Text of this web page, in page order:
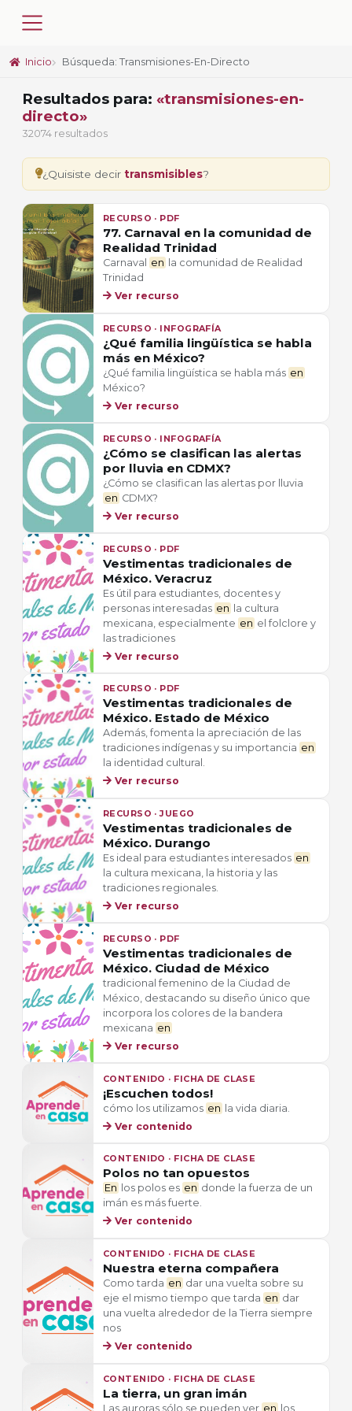
Inicio Búsqueda: Transmisiones-En-Directo
Resultados para: «transmisiones-en-
directo»
32074 resultados
¿Quisiste decir transmisibles?
RECURSO · PDF
77. Carnaval en la comunidad de
Realidad Trinidad
Carnaval en
la comunidad de Realidad
Trinidad
Ver recurso
RECURSO · INFOGRAFÍA
¿Qué familia lingüística se habla
más en México?
¿Qué familia lingüística se habla más en
México?
Ver recurso
RECURSO · INFOGRAFÍA
¿Cómo se clasifican las alertas
por lluvia en CDMX?
¿Cómo se clasifican las alertas por lluvia
en CDMX?
Ver recurso
RECURSO · PDF
Vestimentas tradicionales de
México. Veracruz
Es útil para estudiantes, docentes y
personas interesadas en la cultura
mexicana, especialmente en el folclore y
las tradiciones
Ver recurso
RECURSO · PDF
Vestimentas tradicionales de
México. Estado de México
Además, fomenta la apreciación de las
tradiciones indígenas y su importancia en
la identidad cultural.
Ver recurso
RECURSO · JUEGO
Vestimentas tradicionales de
México. Durango
Es ideal para estudiantes interesados en
la cultura mexicana, la historia y las
tradiciones regionales.
Ver recurso
RECURSO · PDF
Vestimentas tradicionales de
México. Ciudad de México
tradicional femenino de la Ciudad de
México, destacando su diseño único que
incorpora los colores de la bandera
mexicana en
Ver recurso
CONTENIDO · FICHA DE CLASE
¡Escuchen todos!
cómo los utilizamos en la vida diaria.
Ver contenido
CONTENIDO · FICHA DE CLASE
Polos no tan opuestos
En los polos es en donde la fuerza de un
imán es más fuerte.
Ver contenido
CONTENIDO · FICHA DE CLASE
Nuestra eterna compañera
Como tarda en dar una vuelta sobre su
eje el mismo tiempo que tarda en dar
una vuelta alrededor de la Tierra siempre
nos
Ver contenido
CONTENIDO · FICHA DE CLASE
La tierra, un gran imán
Las auroras sólo se pueden ver en los